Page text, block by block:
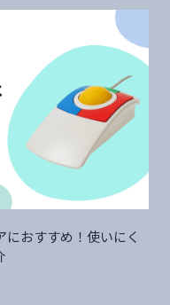
におすすめ！使いにく